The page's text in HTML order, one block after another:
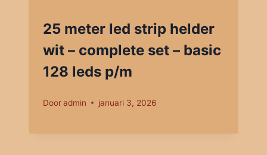
25 meter led strip helder
wit – complete set – basic
128 leds p/m
Dooradmin januari 3, 2026